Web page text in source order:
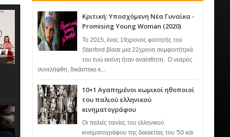
Κριτική: Υποσχόμενη Νέα Γυναίκα -
Promising Young Woman (2020)
Το 2015, ένας 19χρονος φοιτητής του
Stanford βίασε μια 22χρονη συμφοιτήτριά
του ενώ εκείνη ήταν αναίσθητη. Ο νεαρός
συνελήφθη, δικάστηκε κ...
10+1 Αγαπημένοι κωμικοί ηθοποιοί
του παλιού ελληνικού
κινηματογράφου
Οι παλιές ταινίες του ελληνικού
κινηματογράφου της δεκαετίας του '50 και